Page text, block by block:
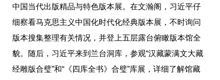
中国当代出版精品与特色版本展。在文瀚阁，习近平仔
细察看马克思主义中国化时代化经典版本展，不时询问
版本搜集整理有关情况，并登上五层露台俯瞰版本馆全
貌。随后，习近平来到兰台洞库，参观“汉藏蒙满文大藏
经雕版合璧”和“《四库全书》合璧”库展，详细了解馆藏